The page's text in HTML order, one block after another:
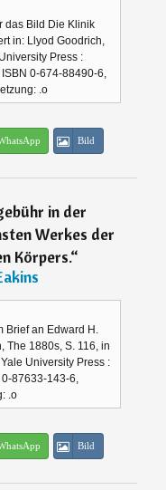
das Bild Die Klinik
in: Llyod Goodrich,
Press :
0-674-88490-6,
.o
Bild
in der
Werkes der
Körpers.“
Brief an Edward H.
The 1880s, S. 116, in
University Press :
87633-143-6,
.o
Bild